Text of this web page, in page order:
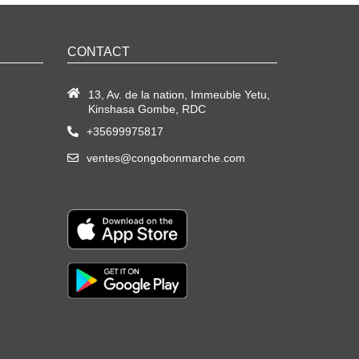
CONTACT
13, Av. de la nation, Immeuble Yetu,
Kinshasa Gombe, RDC
+35699975817
ventes@congobonmarche.com